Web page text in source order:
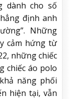
dành cho số
định anh
Những
cảm hứng từ
những chiếc
chiếc áo polo
năng phối
hiện tại, vẫn